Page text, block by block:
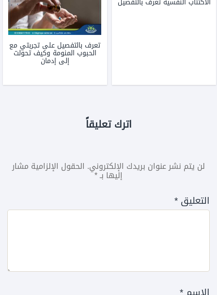
تعرف بالتفصيل على تجربتي مع
الحبوب المنومة وكيف تحولت
إلى إدمان
اترك تعليقاً
لن يتم نشر عنوان بريدك الإلكتروني. الحقول الإلزامية مشار
إليها بـ*
التعليق*